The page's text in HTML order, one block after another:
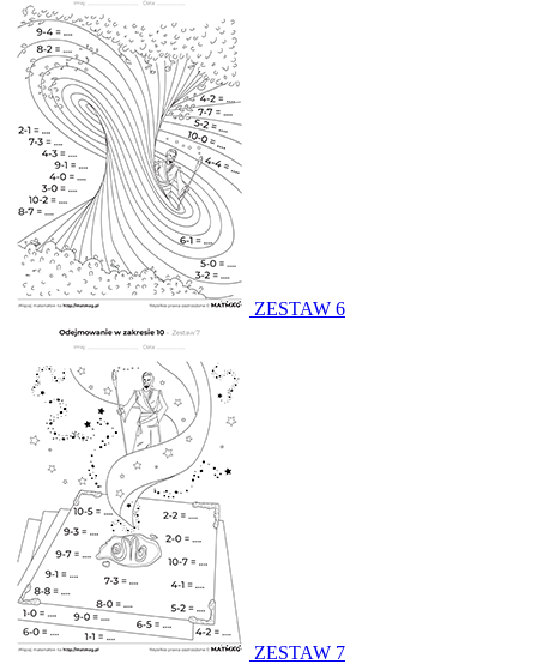
ZESTAW 6
ZESTAW 7